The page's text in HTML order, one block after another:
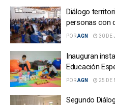
Diálogo
personas con
PORAGN 30 DE
Inauguran
Educación
PORAGN 25 DE
Segundo